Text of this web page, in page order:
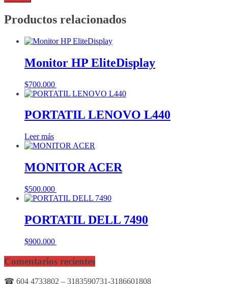
Productos relacionados
Monitor HP EliteDisplay
$700.000
PORTATIL LENOVO L440
Leer más
MONITOR ACER
$500.000
PORTATIL DELL 7490
$900.000
Comentarios recientes
☎ 604 4733802 – 3183590731-3186601808